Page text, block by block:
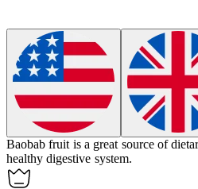
Baobab fruit is a great source of
healthy digestive system.